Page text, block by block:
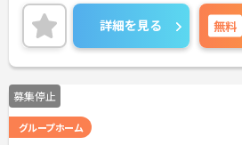
詳細を見る 無料
募集停止
グループホーム